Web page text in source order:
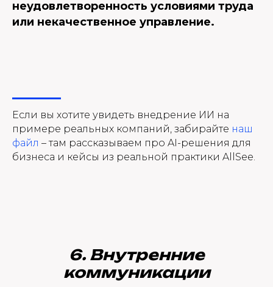
неудовлетворенность условиями труда
или некачественное управление.
Если вы хотите увидеть внедрение ИИ на
примере реальных компаний, забирайте наш
файл – там рассказываем про AI-решения для
бизнеса и кейсы из реальной практики AllSee.
6. Внутренние
коммуникации